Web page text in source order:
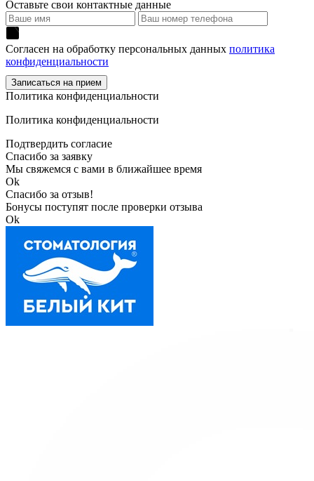
Оставьте свои контактные данные
Согласен на обработку персональных данных политика
конфиденциальности
Политика конфиденциальности
Политика конфиденциальности
Подтвердить согласие
Спасибо за заявку
Мы свяжемся с вами в ближайшее время
Ok
Спасибо за отзыв!
Бонусы поступят после проверки отзыва
Ok